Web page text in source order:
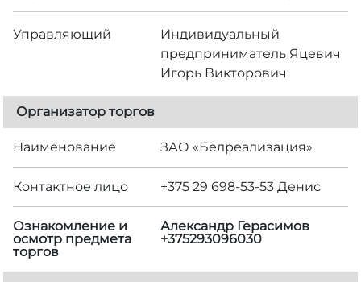
Управляющий
Индивидуальный
предприниматель Яцевич
Игорь Викторович
Организатор торгов
Наименование ЗАО «Белреализация»
Контактное лицо +375 29 698-53-53 Денис
Ознакомление и
осмотр предмета
торгов
Александр Герасимов
+375293096030